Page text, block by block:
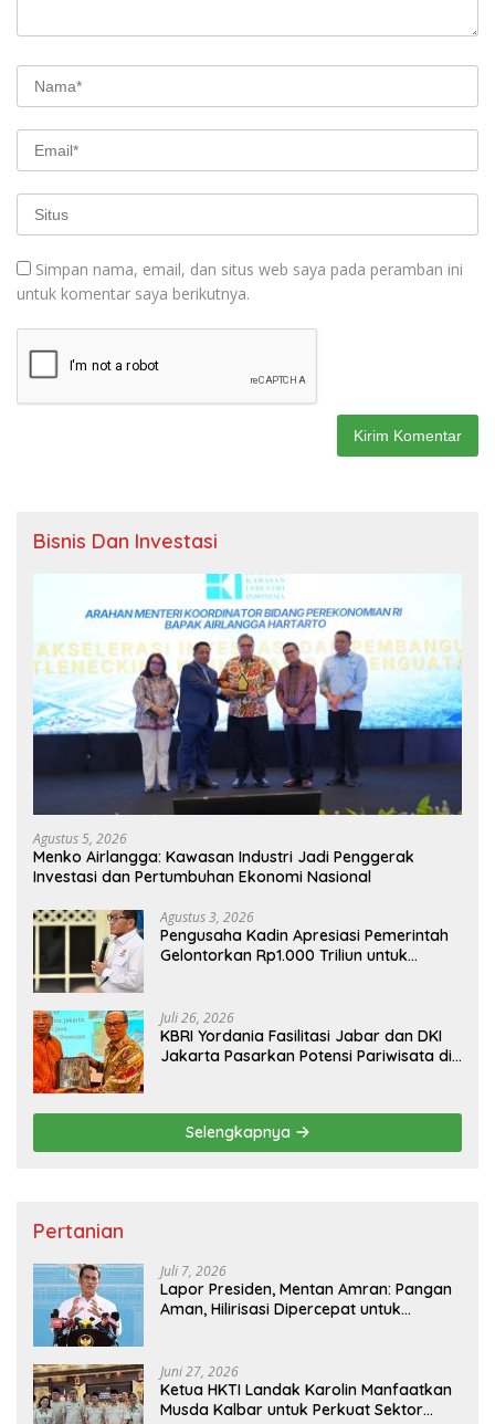
Simpan nama, email, dan situs web saya pada peramban ini
untuk komentar saya berikutnya.
Bisnis Dan Investasi
Agustus 5, 2026
Menko Airlangga: Kawasan Industri Jadi Penggerak
Investasi dan Pertumbuhan Ekonomi Nasional
Agustus 3, 2026
Pengusaha Kadin Apresiasi Pemerintah
Gelontorkan Rp1.000 Triliun untuk
Juli 26, 2026
KBRI Yordania Fasilitasi Jabar dan DKI
Jakarta Pasarkan Potensi Pariwisata di
Selengkapnya
Pertanian
Juli 7, 2026
Lapor Presiden, Mentan Amran: Pangan
Aman, Hilirisasi Dipercepat untuk
Juni 27, 2026
Ketua HKTI Landak Karolin Manfaatkan
Musda Kalbar untuk Perkuat Sektor